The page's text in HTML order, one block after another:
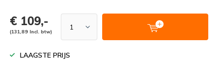
€ 109,-
(131,89 Incl. btw)
LAAGSTE PRIJS